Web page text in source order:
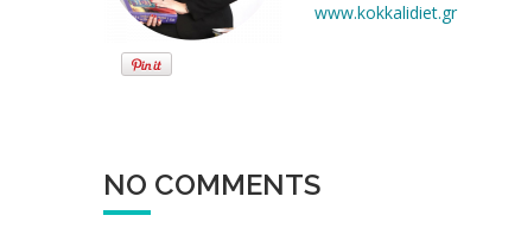
www.kokkalidiet.gr
NO COMMENTS